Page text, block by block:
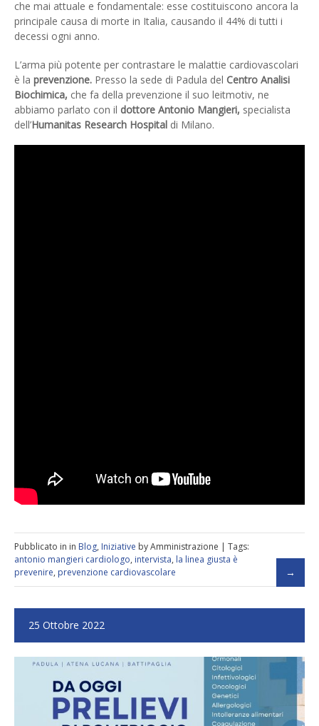
che mai attuale e fondamentale: esse costituiscono ancora la
principale causa di morte in Italia, causando il 44% di tutti i
decessi ogni anno.
L’arma più potente per contrastare le malattie cardiovascolari
è la prevenzione. Presso la sede di Padula del Centro Analisi
Biochimica, che fa della prevenzione il suo leitmotiv, ne
abbiamo parlato con il dottore Antonio Mangieri, specialista
dell’Humanitas Research Hospital di Milano.
Pubblicato in in Blog, Iniziative by Amministrazione | Tags:
antonio mangieri cardiologo, intervista, la linea giusta è
prevenire, prevenzione cardiovascolare
25 Ottobre 2022